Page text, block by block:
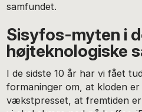
samfundet.
Sisyfos-myten i
højteknologiske
I de sidste 10 år har vi fået
formaninger om, at kloden
vækstpresset, at fremtiden